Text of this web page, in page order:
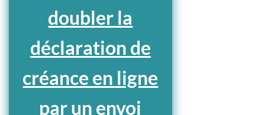
doubler la
déclaration de
créance en ligne
par un envoi